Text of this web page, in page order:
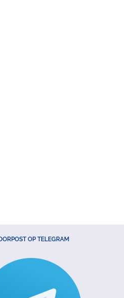
OP TELEGRAM